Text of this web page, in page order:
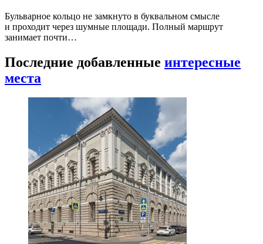
Бульварное кольцо не замкнуто в буквальном смысле
и проходит через шумные площади. Полный маршрут
занимает почти…
Последние добавленные интересные
места